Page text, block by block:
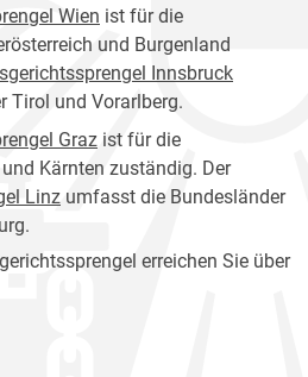
Wien ist für die
und Burgenland
Innsbruck
Tirol und Vorarlberg.
Graz ist für die
Kärnten zuständig. Der
Linz umfasst die Bundesländer
erreichen Sie über